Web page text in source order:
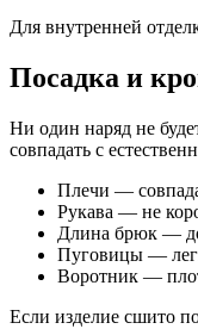
Для внутренней
Посадка и
Ни один наряд не
совпадать с
Плечи —
Рукава — не
Длина брюк —
Пуговицы —
Воротник —
Если изделие сшито